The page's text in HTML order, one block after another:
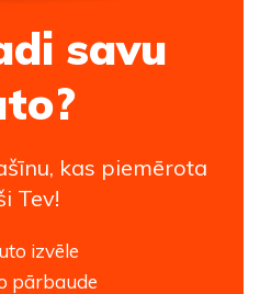
savu
kas piemērota
Tev!
izvēle
pārbaude